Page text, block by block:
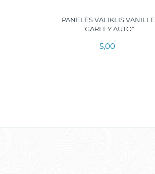
PANELĖS VALIKLIS VANILLE
"GARLEY AUTO"
5,00